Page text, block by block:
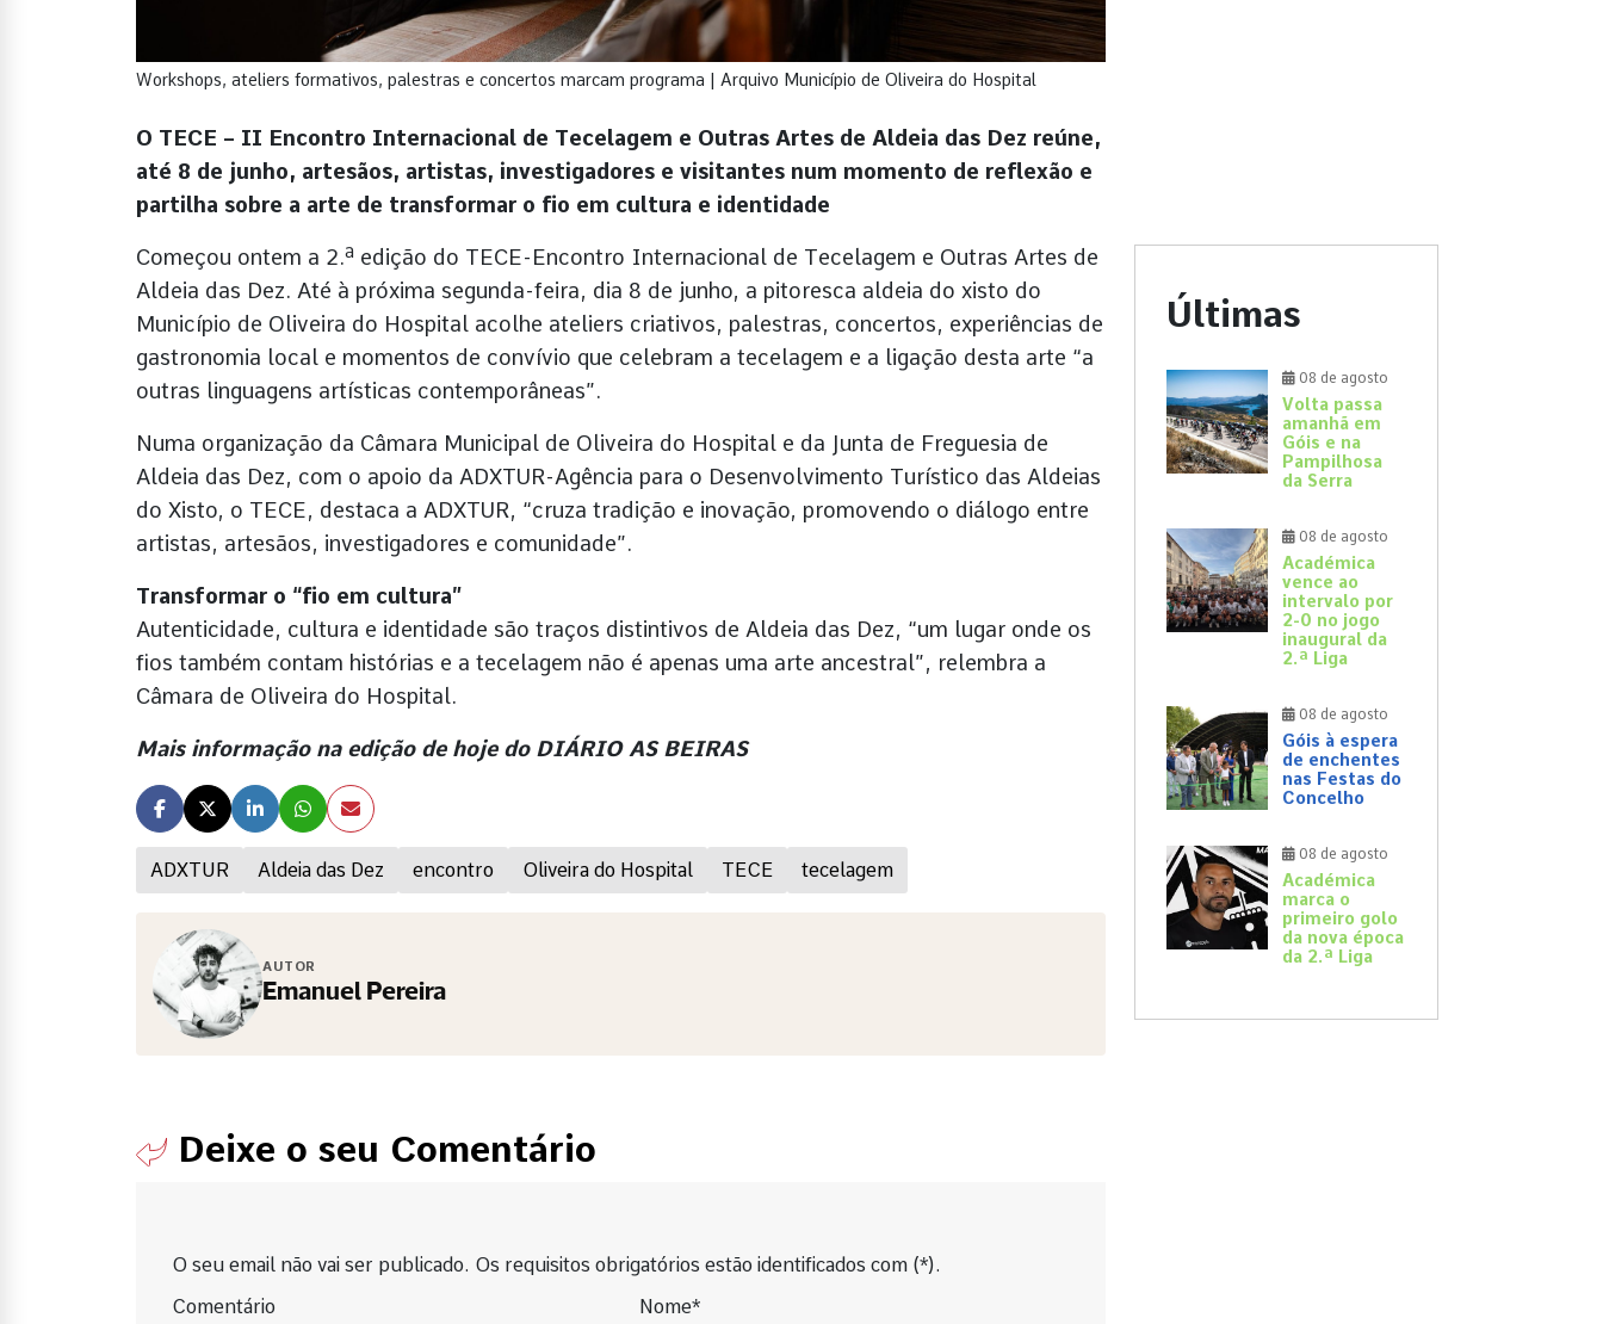
Workshops, ateliers formativos, palestras e concertos marcam programa | Arquivo Município de Oliveira do Hospital
ADXTUR Aldeia das Dez encontro Oliveira do Hospital TECE tecelagem
AUTOR
Emanuel Pereira
O TECE – II Encontro Internacional de Tecelagem e Outras Artes de Aldeia das Dez reúne,
até 8 de junho, artesãos, artistas, investigadores e visitantes num momento de reflexão e
partilha sobre a arte de transformar o fio em cultura e identidade
Começou ontem a 2.ª edição do TECE-Encontro Internacional de Tecelagem e Outras Artes de
Aldeia das Dez. Até à próxima segunda-feira, dia 8 de junho, a pitoresca aldeia do xisto do
Município de Oliveira do Hospital acolhe ateliers criativos, palestras, concertos, experiências de
gastronomia local e momentos de convívio que celebram a tecelagem e a ligação desta arte “a
outras linguagens artísticas contemporâneas”.
Numa organização da Câmara Municipal de Oliveira do Hospital e da Junta de Freguesia de
Aldeia das Dez, com o apoio da ADXTUR-Agência para o Desenvolvimento Turístico das Aldeias
do Xisto, o TECE, destaca a ADXTUR, “cruza tradição e inovação, promovendo o diálogo entre
artistas, artesãos, investigadores e comunidade”.
Transformar o “fio em cultura”
Autenticidade, cultura e identidade são traços distintivos de Aldeia das Dez, “um lugar onde os
fios também contam histórias e a tecelagem não é apenas uma arte ancestral”, relembra a
Câmara de Oliveira do Hospital.
Mais informação na edição de hoje do DIÁRIO AS BEIRAS
Deixe o seu Comentário
O seu email não vai ser publicado. Os requisitos obrigatórios estão identificados com (*).
Comentário
Nome*
Últimas
08 de agosto
Volta passa
amanhã em
Góis e na
Pampilhosa
da Serra
08 de agosto
Académica
vence ao
intervalo por
2-0 no jogo
inaugural da
2.ª Liga
08 de agosto
Góis à espera
de enchentes
nas Festas do
Concelho
08 de agosto
Académica
marca o
primeiro golo
da nova época
da 2.ª Liga